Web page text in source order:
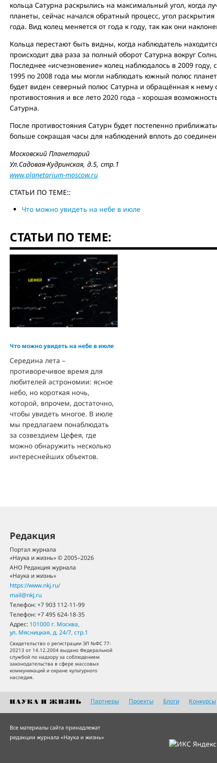
кольца Сатурна раскрылись на максимальный угол, когда
планеты, сейчас начался обратный процесс, угол
года. Вид колец меняется от года к году, так как они
Кольца перестают быть видны, когда наблюдатель
происходит два раза за полный оборот Сатурна вокруг
Последнее «исчезновение» колец наблюдалось в 2009
1995 по 2008 года мы могли наблюдать южный полюс
будет виден северный полюс Сатурна и обращённая к нему
противостояния и все лето 2020 года – хорошая
Сатурна.
После противостояния Сатурн будет постепенно
больше сокращая часы для наблюдений вплоть до
Московский Планетарий
Ул.Садовая-Кудринская, д.5, стр.1
www.planetarium-moscow.ru
СТАТЬИ ПО ТЕМЕ::
Что можно увидеть на небе в июле
СТАТЬИ ПО ТЕМЕ:
Что можно увидеть на небе в июле
Середина лета –
противоречивое время для
любителей астрономии: ясное
небо, но короткая ночь,
которой, впрочем, достаточно,
чтобы увидеть многое. В июле
мы предлагаем понаблюдать
за созвездием Цефея, где
можно обнаружить несколько
интереснейших объектов.
Редакция
Портал журнала
«Наука и жизнь» © 2005–2026
АНО Редакция журнала
«Наука и жизнь»
https://www.nkj.ru/
mail@nkj.ru
Телефон:+7 903 112-11-99
Телефон:+7 495 624-18-35
Адрес: 101000 г. Москва,
ул. Мясницкая, д. 24/7, стр.1
Свидетельство о регистрации ЭЛ №ФС 77-
20213 от 14.12.2004 выдано Федеральной
службой по надзору за соблюдением
законодательства в сфере массовых
коммуникаций и охране культурного
наследия.
Партнеры Проекты Блоги Конкурсы
Все материалы сайта принадлежат
редакции журнала «Наука и жизнь»